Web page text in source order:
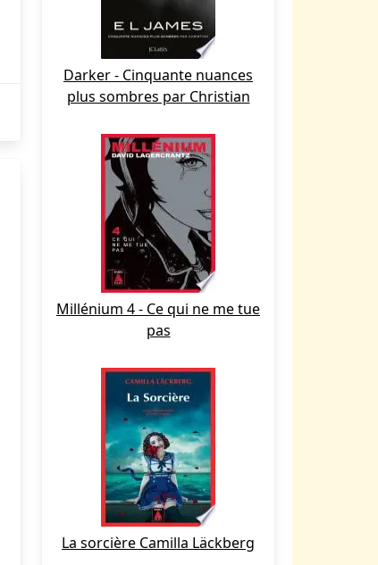
Darker - Cinquante nuances
plus sombres par Christian
Millénium 4 - Ce qui ne me tue
pas
La sorcière Camilla Läckberg